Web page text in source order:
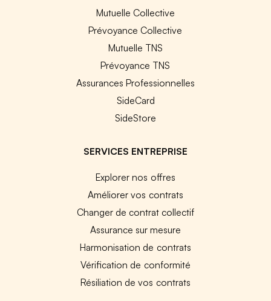
Mutuelle Collective
Prévoyance Collective
Mutuelle TNS
Prévoyance TNS
Assurances Professionnelles
SideCard
SideStore
SERVICES ENTREPRISE
Explorer nos offres
Améliorer vos contrats
Changer de contrat collectif
Assurance sur mesure
Harmonisation de contrats
Vérification de conformité
Résiliation de vos contrats